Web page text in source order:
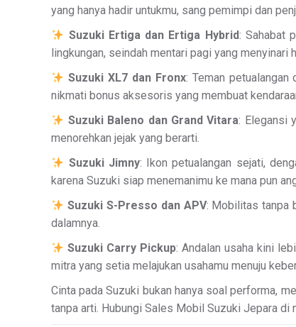
yang hanya hadir untukmu, sang pemimpi dan
Suzuki Ertiga dan Ertiga Hybrid: Sahabat
lingkungan, seindah mentari pagi yang menyinari
Suzuki XL7 dan Fronx: Teman
nikmati bonus aksesoris yang membuat
Suzuki Baleno dan Grand Vitara: Elegansi
menorehkan jejak yang berarti.
Suzuki Jimny: Ikon petualangan sejati,
karena Suzuki siap menemanimu ke mana pun
Suzuki S-Presso dan APV: Mobilitas tanpa
dalamnya.
Suzuki Carry Pickup: Andalan usaha kini
mitra yang setia melajukan usahamu menuju
Cinta pada Suzuki bukan hanya soal performa,
tanpa arti. Hubungi Sales Mobil Suzuki Jepara di